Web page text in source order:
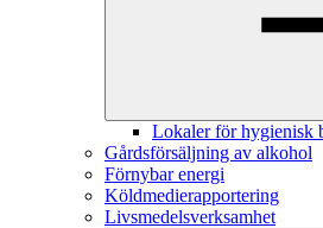
Lokaler för hygienisk
Gårdsförsäljning av alkohol
Förnybar energi
Köldmedierapportering
Livsmedelsverksamhet